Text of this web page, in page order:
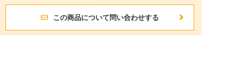
この商品について問い合わせする